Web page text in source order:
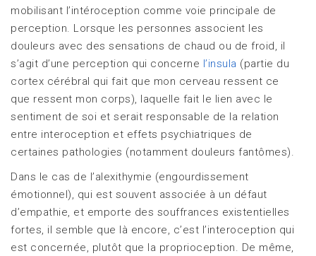
mobilisant l’intéroception comme voie principale de
perception. Lorsque les personnes associent les
douleurs avec des sensations de chaud ou de froid, il
s’agit d’une perception qui concerne l’insula (partie du
cortex cérébral qui fait que mon cerveau ressent ce
que ressent mon corps), laquelle fait le lien avec le
sentiment de soi et serait responsable de la relation
entre interoception et effets psychiatriques de
certaines pathologies (notamment douleurs fantômes).
Dans le cas de l’alexithymie (engourdissement
émotionnel), qui est souvent associée à un défaut
d’empathie, et emporte des souffrances existentielles
fortes, il semble que là encore, c’est l’interoception qui
est concernée, plutôt que la proprioception. De même,